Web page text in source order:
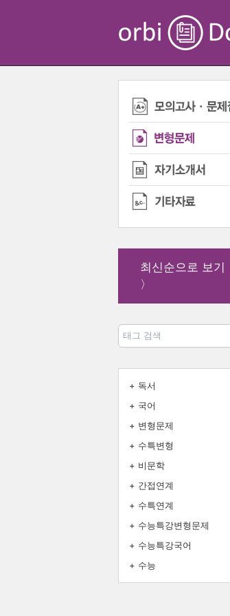
최신순으로 보기
〉
+ 독서
+ 국어
+ 변형문제
+ 수특변형
+ 비문학
+ 간접연계
+ 수특연계
+ 수능특강변형문제
+ 수능특강국어
+ 수능